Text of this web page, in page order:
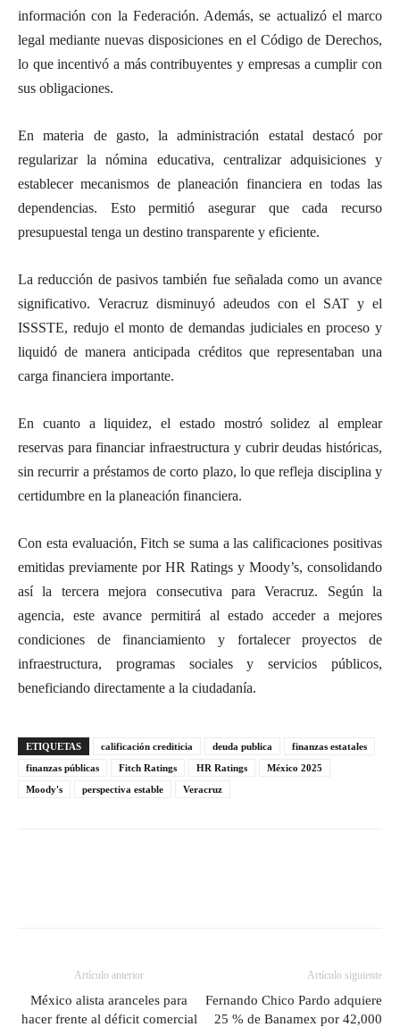
información con la Federación. Además, se actualizó el marco
legal mediante nuevas disposiciones en el Código de Derechos,
lo que incentivó a más contribuyentes y empresas a cumplir con
sus obligaciones.
En materia de gasto, la administración estatal destacó por
regularizar la nómina educativa, centralizar adquisiciones y
establecer mecanismos de planeación financiera en todas las
dependencias. Esto permitió asegurar que cada recurso
presupuestal tenga un destino transparente y eficiente.
La reducción de pasivos también fue señalada como un avance
significativo. Veracruz disminuyó adeudos con el SAT y el
ISSSTE, redujo el monto de demandas judiciales en proceso y
liquidó de manera anticipada créditos que representaban una
carga financiera importante.
En cuanto a liquidez, el estado mostró solidez al emplear
reservas para financiar infraestructura y cubrir deudas históricas,
sin recurrir a préstamos de corto plazo, lo que refleja disciplina y
certidumbre en la planeación financiera.
Con esta evaluación, Fitch se suma a las calificaciones positivas
emitidas previamente por HR Ratings y Moody’s, consolidando
así la tercera mejora consecutiva para Veracruz. Según la
agencia, este avance permitirá al estado acceder a mejores
condiciones de financiamiento y fortalecer proyectos de
infraestructura, programas sociales y servicios públicos,
beneficiando directamente a la ciudadanía.
ETIQUETAS calificación crediticia deuda publica
finanzas estatales
finanzas públicas
Fitch Ratings HR Ratings
México 2025
Moody's
perspectiva estable Veracruz
Artículo anterior
México alista aranceles para
hacer frente al déficit comercial
Artículo siguiente
Fernando Chico Pardo adquiere
25 % de Banamex por 42,000